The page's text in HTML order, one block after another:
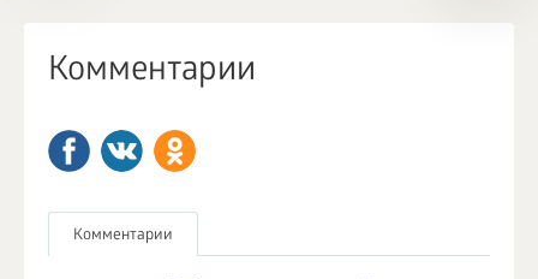
Комментарии
Комментарии